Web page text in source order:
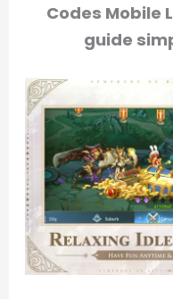
Codes Mobile
guide